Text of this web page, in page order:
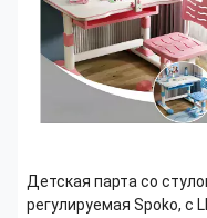
Вес:43 г
Детская парта со
регулируемая Spoko, с